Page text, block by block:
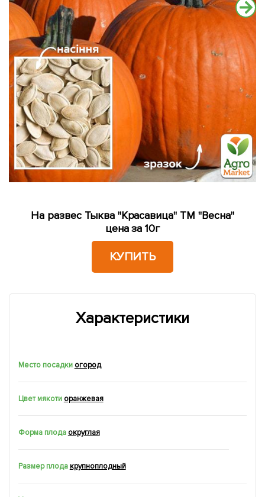
На развес Тыква "Красавица" ТМ "Весна"
цена за 10г
КУПИТЬ
Характеристики
Место посадки огород
Цвет мякоти оранжевая
Форма плода округлая
Размер плодакрупноплодный